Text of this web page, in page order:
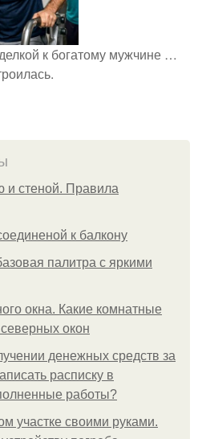
к богатому мужчине …
и стеной. Правила
к балкону
палитра с яркими
окна. Какие комнатные
окон
денежных средств за
расписку в
работы?
участке своими руками.